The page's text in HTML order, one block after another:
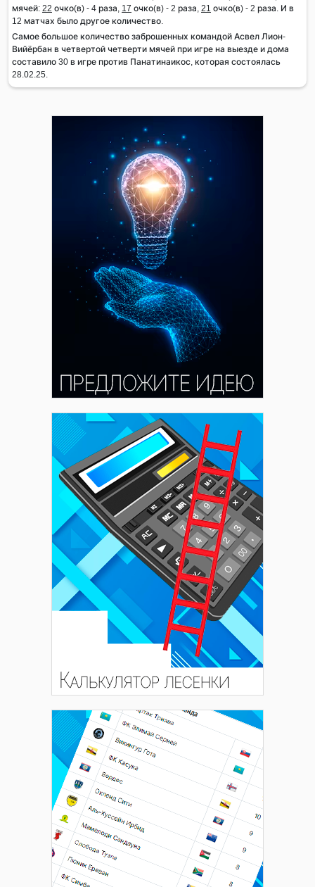
мячей: 22 очко(в) - 4 раза, 17 очко(в) - 2 раза, 21 очко(в) - 2 раза. И в
12 матчах было другое количество.
Самое большое количество заброшенных командой Асвел Лион-
Вийёрбан в четвертой четверти мячей при игре на выезде и дома
составило 30 в игре против Панатинаикос, которая состоялась
28.02.25.